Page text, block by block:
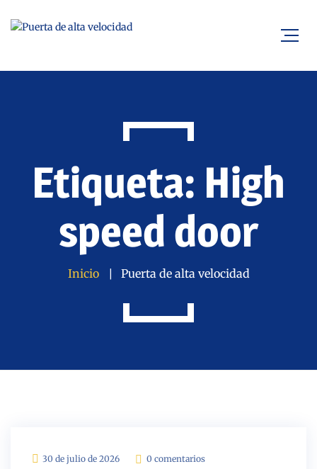
Etiqueta: High
speed door
Inicio Puerta de alta velocidad
30 de julio de 2026 0 comentarios